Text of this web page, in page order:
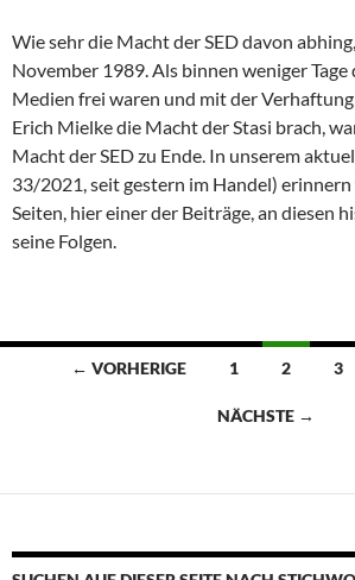
Wie sehr die Macht der SED davon
November 1989. Als binnen weniger
Medien frei waren und mit der
Erich Mielke die Macht der Stasi brach,
Macht der SED zu Ende. In unserem
33/2021, seit gestern im Handel)
Seiten, hier einer der Beiträge, an diesen
seine Folgen.
Beitragsnavigation
← VORHERIGE 1 2 3
NÄCHSTE →